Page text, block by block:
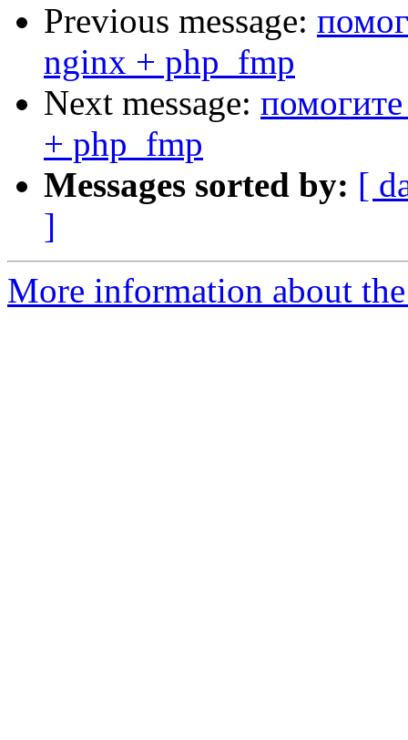
Previous message:
nginx + php_fmp
Next message: помогите
+ php_fmp
Messages sorted by: [
]
More information about